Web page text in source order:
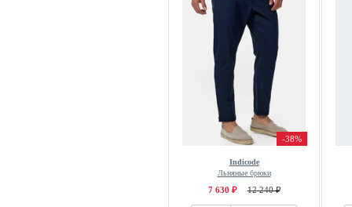
-38%
Indicode
Льняные брюки
7 630 ₽ 12 240 ₽